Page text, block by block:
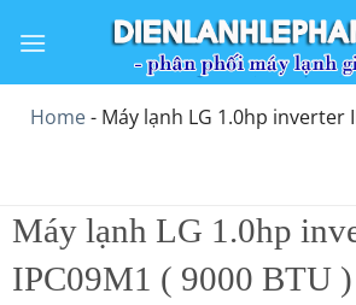
qua
dungHome- Máy lạnh LG 1.0hp inverter
Máy lạnh LG 1.0hp
IPC09M1 ( 9000 BTU